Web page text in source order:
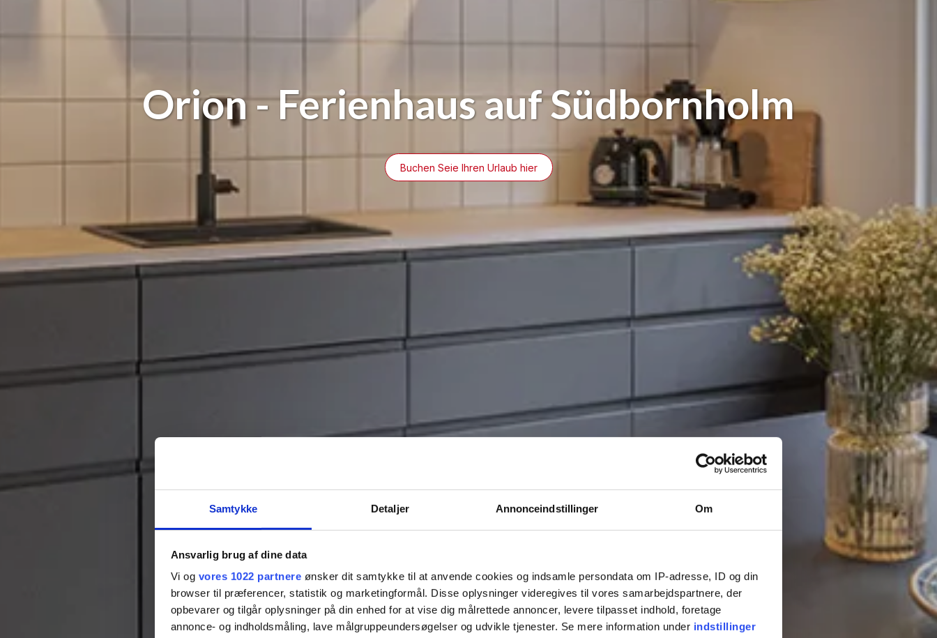
Samtykke Detaljer Annonceindstillinger Om
Ansvarlig brug af dine data
Vi og vores 1022 partnere ønsker dit samtykke til at anvende cookies og indsamle persondata om IP-adresse, ID og din
browser til præferencer, statistik og marketingformål. Disse oplysninger videregives til vores samarbejdspartnere, der
opbevarer og tilgår oplysninger på din enhed for at vise dig målrettede annoncer, levere tilpasset indhold, foretage
annonce- og indholdsmåling, lave målgruppeundersøgelser og udvikle tjenester. Se mere information under indstillinger
Orion - Ferienhaus auf Südbornholm
Buchen Seie Ihren Urlaub hier